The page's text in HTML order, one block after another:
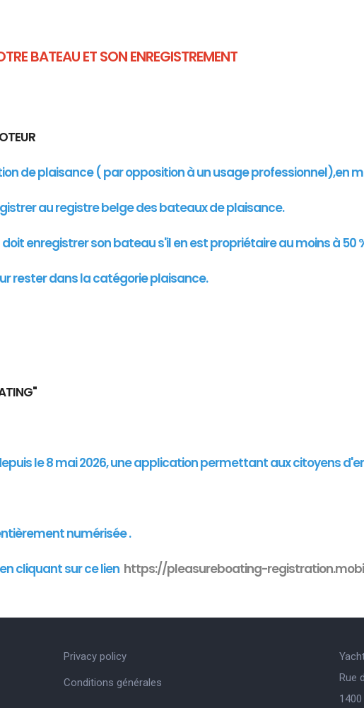
BATEAU ET SON ENREGISTREMENT
de plaisance ( par opposition à un usage professionnel),en
au registre belge des bateaux de plaisance.
enregistrer son bateau s'il en est propriétaire au moins à 50
rester dans la catégorie plaisance.
le 8 mai 2026, une application permettant aux citoyens
numérisée .
en cliquant sur ce lien https://pleasureboating-
Privacy policy
Conditions générales
Rue